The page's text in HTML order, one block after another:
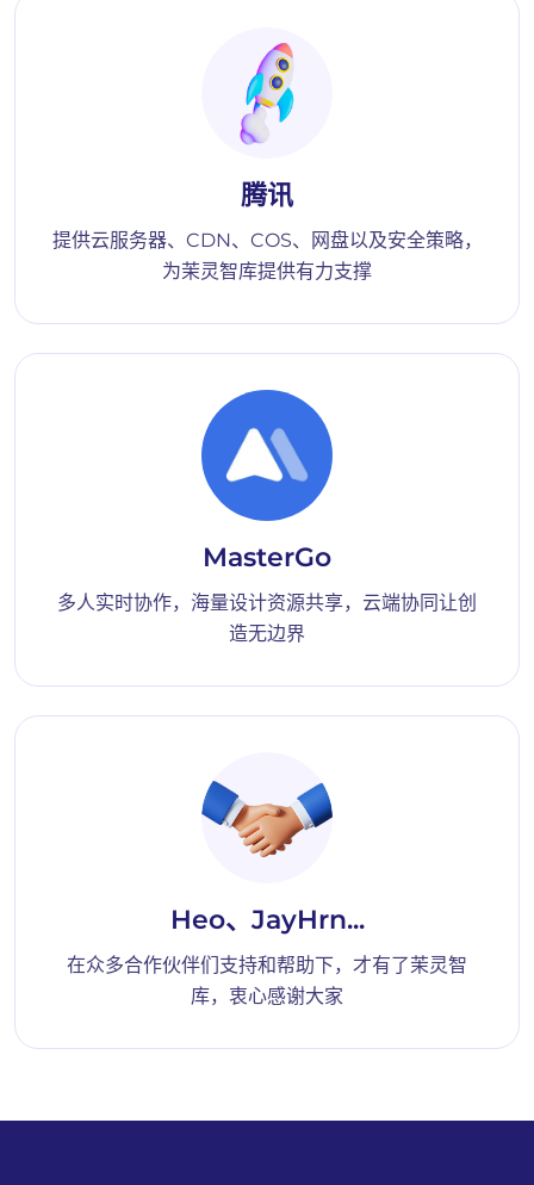
腾讯
提供云服务器、CDN、COS、网盘以及安全策略，
为茉灵智库提供有力支撑
MasterGo
多人实时协作，海量设计资源共享，云端协同让创
造无边界
Heo、JayHrn...
在众多合作伙伴们支持和帮助下，才有了茉灵智
库，衷心感谢大家